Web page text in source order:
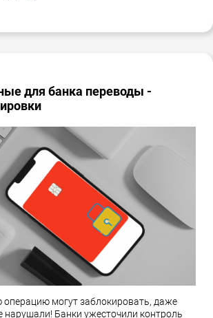
для банка переводы -
могут заблокировать, даже
нарушали! Банки ужесточили контроль